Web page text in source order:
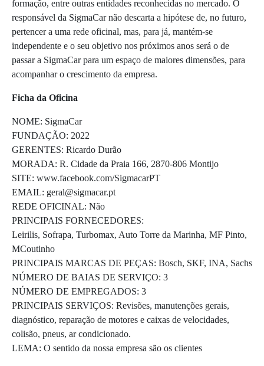
formação, entre outras entidades reconhecidas no mercado. O
responsável da SigmaCar não descarta a hipótese de, no futuro,
pertencer a uma rede oficinal, mas, para já, mantém-se
independente e o seu objetivo nos próximos anos será o de
passar a SigmaCar para um espaço de maiores dimensões, para
acompanhar o crescimento da empresa.
Ficha da Oficina
NOME: SigmaCar
FUNDAÇÃO: 2022
GERENTES: Ricardo Durão
MORADA: R. Cidade da Praia 166, 2870-806 Montijo
SITE: www.facebook.com/SigmacarPT
EMAIL: geral@sigmacar.pt
REDE OFICINAL: Não
PRINCIPAIS FORNECEDORES:
Leirilis, Sofrapa, Turbomax, Auto Torre da Marinha, MF Pinto,
MCoutinho
PRINCIPAIS MARCAS DE PEÇAS: Bosch, SKF, INA, Sachs
NÚMERO DE BAIAS DE SERVIÇO: 3
NÚMERO DE EMPREGADOS: 3
PRINCIPAIS SERVIÇOS: Revisões, manutenções gerais,
diagnóstico, reparação de motores e caixas de velocidades,
colisão, pneus, ar condicionado.
LEMA: O sentido da nossa empresa são os clientes